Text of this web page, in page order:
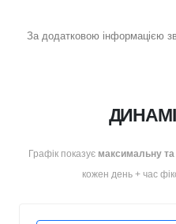
За додатковою інформацією
Графік показує максимальну та
кожен день + час